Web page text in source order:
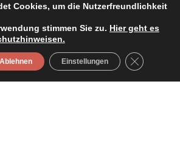
Cookies, um die Nutzerfreundlichkeit
stimmen Sie zu. Hier geht es
Ablehnen Einstellungen GDPR